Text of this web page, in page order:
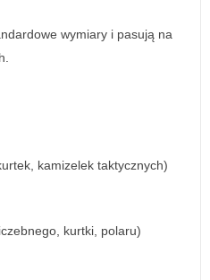
wymiary i pasują na
kamizelek taktycznych)
kurtki, polaru)